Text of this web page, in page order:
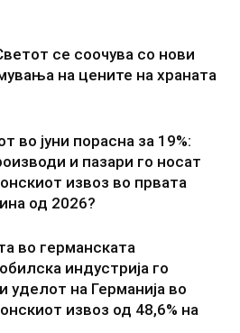
се соочува со нови
на цените на храната
во јуни порасна за 19%:
и пазари го носат
извоз во првата
од 2026?
во германската
индустрија го
уделот на Германија во
извоз од 48,6% на